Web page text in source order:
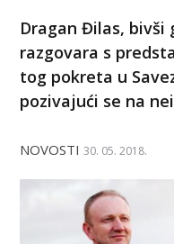
Dragan Đilas, bivši
razgovara s
tog pokreta u
pozivajući se na
NOVOSTI 30. 05. 2018.